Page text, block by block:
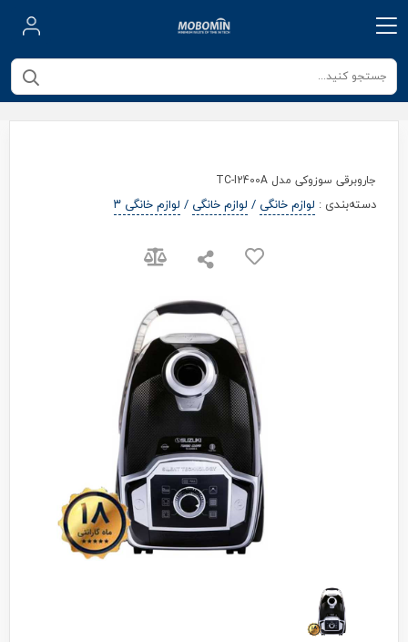
جاروبرقی سوزوکی مدل TC-I2400A
دسته‌بندی : لوازم خانگی / لوازم خانگی / لوازم خانگی ۳